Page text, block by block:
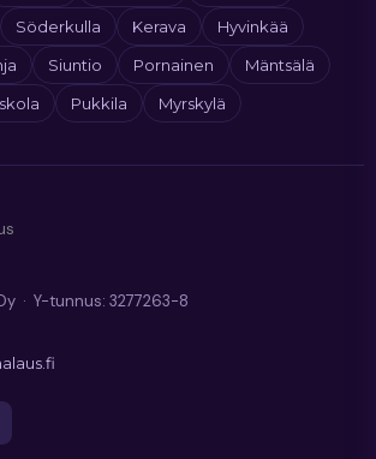
Söderkulla Kerava
Hyvinkää
Siuntio Pornainen
Mäntsälä
Pukkila Myrskylä
· Y-tunnus: 3277263-8